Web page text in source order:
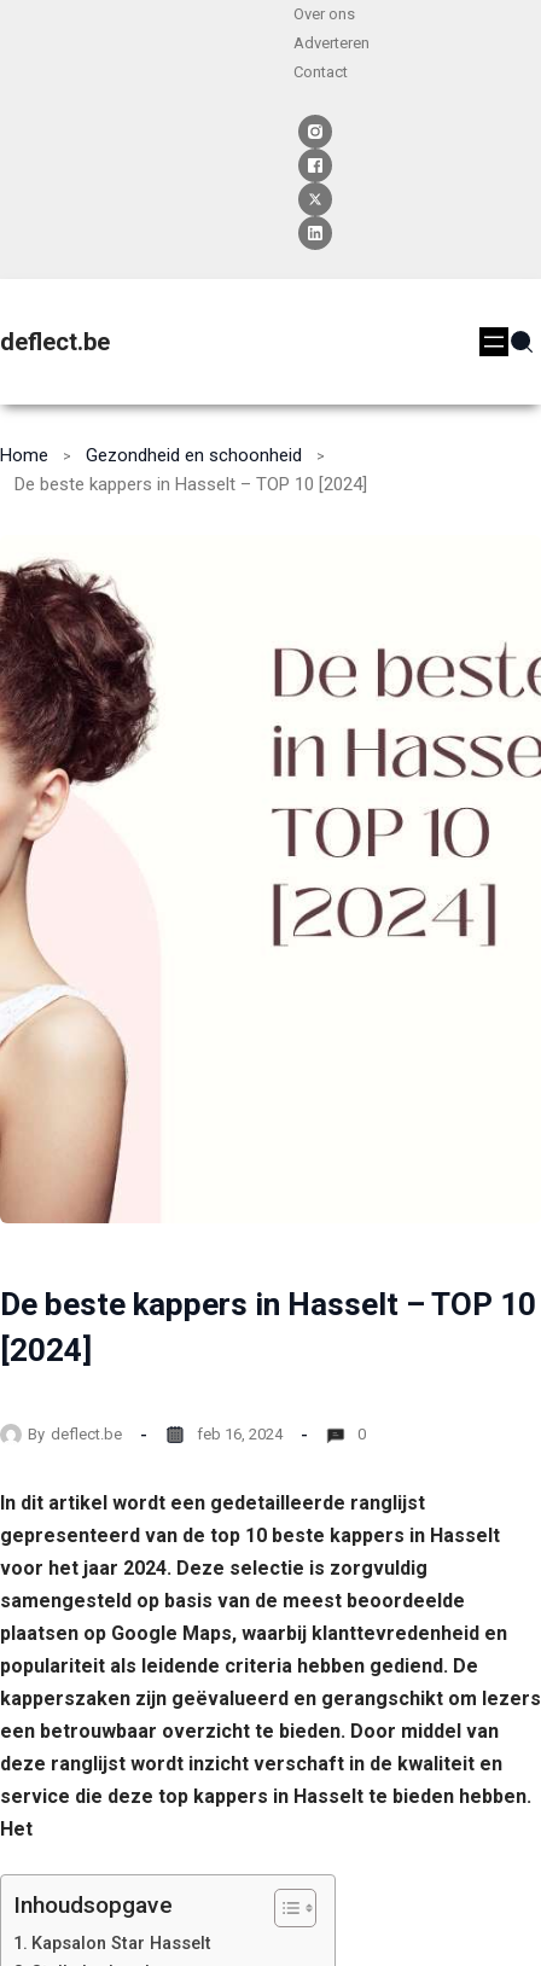
Over ons
Adverteren
Contact
deflect.be
Home
Gezondheid en schoonheid
De beste kappers in Hasselt – TOP 10 [2024]
De beste kappers in Hasselt – TOP 10
[2024]
By deflect.be feb 16, 2024 0
In dit artikel wordt een gedetailleerde ranglijst
gepresenteerd van de top 10 beste kappers in Hasselt
voor het jaar 2024. Deze selectie is zorgvuldig
samengesteld op basis van de meest beoordeelde
plaatsen op Google Maps, waarbij klanttevredenheid en
populariteit als leidende criteria hebben gediend. De
kapperszaken zijn geëvalueerd en gerangschikt om lezers
een betrouwbaar overzicht te bieden. Door middel van
deze ranglijst wordt inzicht verschaft in de kwaliteit en
service die deze top kappers in Hasselt te bieden hebben.
Het
Inhoudsopgave
Kapsalon Star Hasselt